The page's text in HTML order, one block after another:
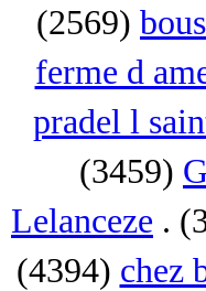
(2569)
ferme d
pradel l
(3459)
Lelanceze .
(4394) chez